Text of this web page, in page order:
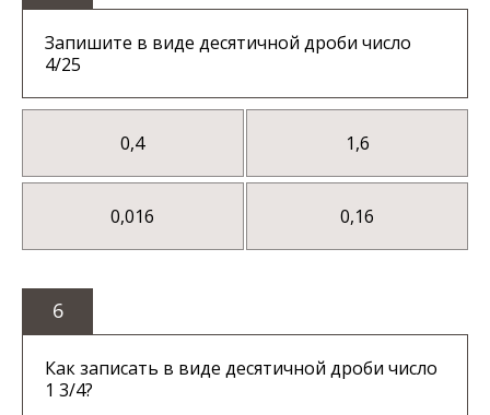
Запишите в виде десятичной дроби число
4/25
0,4 1,6
0,016 0,16
6
Как записать в виде десятичной дроби число
1 3/4?